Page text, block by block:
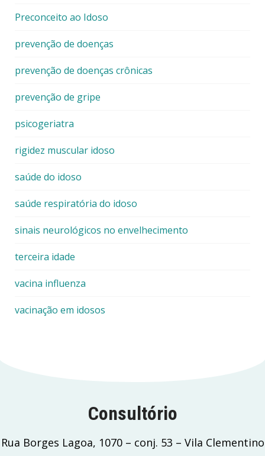
Preconceito ao Idoso
prevenção de doenças
prevenção de doenças crônicas
prevenção de gripe
psicogeriatra
rigidez muscular idoso
saúde do idoso
saúde respiratória do idoso
sinais neurológicos no envelhecimento
terceira idade
vacina influenza
vacinação em idosos
Consultório
Rua Borges Lagoa, 1070 – conj. 53 – Vila Clementino